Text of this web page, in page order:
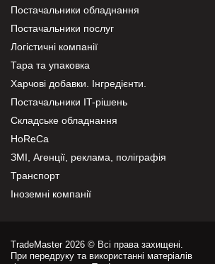
Постачальники обладнання
Постачальники послуг
Логістичні компанії
Тара та упаковка
Харчові добавки. Інгредієнти.
Постачальники IT-рішень
Складське обладнання
HoReCa
ЗМІ, Агенції, реклама, поліграфія
Транспорт
Іноземні компанії
TradeMaster 2026 © Всі права захищені.
При передруку та використанні матеріалів